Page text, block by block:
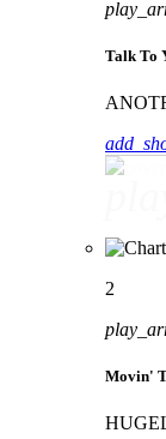
Talk To
2
Movin'